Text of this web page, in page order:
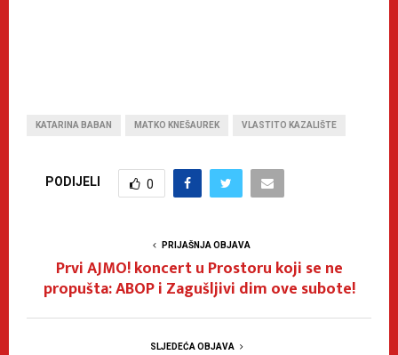
KATARINA BABAN MATKO KNEŠAUREK VLASTITO KAZALIŠTE
PODIJELI 0
PRIJAŠNJA OBJAVA
Prvi AJMO! koncert u Prostoru koji se ne
propušta: ABOP i Zagušljivi dim ove subote!
SLJEDEĆA OBJAVA